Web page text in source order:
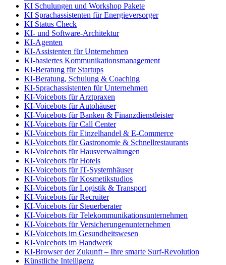
KI Schulungen und Workshop Pakete
KI Sprachassistenten für Energieversorger
KI Status Check
KI- und Software-Architektur
KI-Agenten
KI-Assistenten für Unternehmen
KI-basiertes Kommunikationsmanagement
KI-Beratung für Startups
KI-Beratung, Schulung & Coaching
KI-Sprachassistenten für Unternehmen
KI-Voicebots für Arztpraxen
KI-Voicebots für Autohäuser
KI-Voicebots für Banken & Finanzdienstleister
KI-Voicebots für Call Center
KI-Voicebots für Einzelhandel & E-Commerce
KI-Voicebots für Gastronomie & Schnellrestaurants
KI-Voicebots für Hausverwaltungen
KI-Voicebots für Hotels
KI-Voicebots für IT-Systemhäuser
KI-Voicebots für Kosmetikstudios
KI-Voicebots für Logistik & Transport
KI-Voicebots für Recruiter
KI-Voicebots für Steuerberater
KI-Voicebots für Telekommunikationsunternehmen
KI-Voicebots für Versicherungenunternehmen
KI-Voicebots im Gesundheitswesen
KI-Voicebots im Handwerk
KI‑Browser der Zukunft – Ihre smarte Surf‑Revolution
Künstliche Intelligenz